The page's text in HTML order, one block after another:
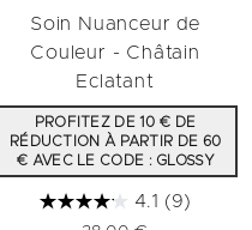
Soin Nuanceur de
Couleur - Châtain
Eclatant
PROFITEZ DE 10 € DE
RÉDUCTION À PARTIR DE 60
€ AVEC LE CODE : GLOSSY
4.1 (9)